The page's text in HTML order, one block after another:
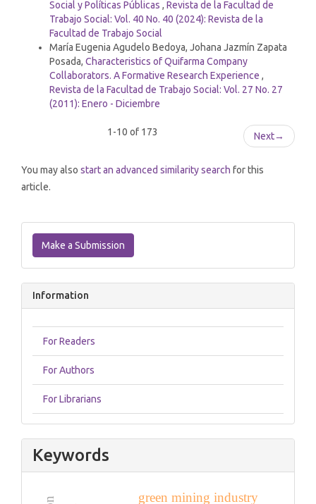
Social y Políticas Públicas , Revista de la Facultad de
Trabajo Social: Vol. 40 No. 40 (2024): Revista de la
Facultad de Trabajo Social
María Eugenia Agudelo Bedoya, Johana Jazmín Zapata
Posada, Characteristics of Quifarma Company
Collaborators. A Formative Research Experience ,
Revista de la Facultad de Trabajo Social: Vol. 27 No. 27
(2011): Enero - Diciembre
1-10 of 173 Next→
You may also start an advanced similarity search for this
article.
Make
a
Submission
Make a Submission
Information
For Readers
For Authors
For Librarians
Keywords
green mining industry